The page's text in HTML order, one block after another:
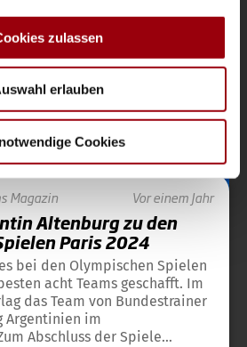
und Analysen weiter. Unsere
möglicherweise mit
die Sie ihnen bereitgestellt
Rahmen Ihrer Nutzung der Dienste
zulassen
erlauben
Cookies
Magazin Vor einem Jahr
Altenburg zu den
Paris 2024
bei den Olympischen Spielen
acht Teams geschafft. Im
das Team von Bundestrainer
Argentinien im
Abschluss der Spiele